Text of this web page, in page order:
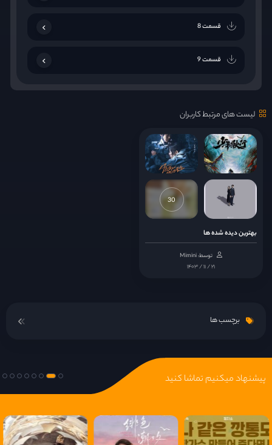
قسمت 8
قسمت 9
قسمت 10
قسمت 12
قسمت 13
قسمت 15
لیست های مرتبط کاربران
30
بهترین دیده شده ها
توسط: Mimini
۱۴۰۳ / ۱۱ / ۲۱
برچسب ها
پیشنهاد میکنیم تماشا کنید